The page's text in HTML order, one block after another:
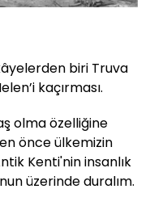
biri Truva
kaçırması.
olma özelliğine
önce ülkemizin
Kenti'nin insanlık
üzerinde duralım.